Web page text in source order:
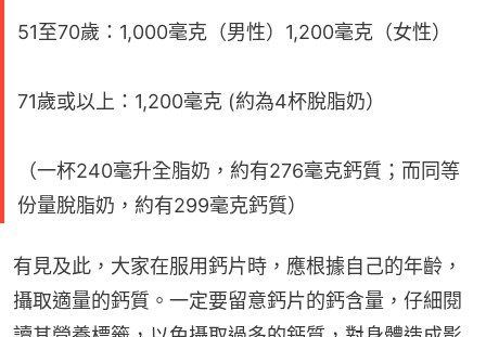
51至70歲：1,000毫克（男性）1,200毫克（女性）
71歲或以上：1,200毫克 (約為4杯脫脂奶）
（一杯240毫升全脂奶，約有276毫克鈣質；而同等
份量脫脂奶，約有299毫克鈣質）
有見及此，大家在服用鈣片時，應根據自己的年齡，
攝取適量的鈣質。一定要留意鈣片的鈣含量，仔細閱